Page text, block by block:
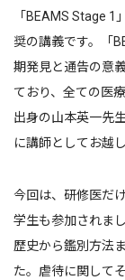
「BEAMS Stage
奨の講義です。「
期発見と通告の意
ており、全ての医
出身の山本英一先
に講師としてお越
今回は、研修医だ
学生も参加されま
歴史から鑑別方法
た。虐待に関して